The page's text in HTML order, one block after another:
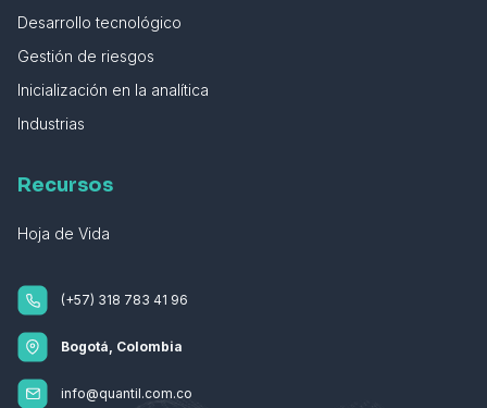
Desarrollo tecnológico
Gestión de riesgos
Inicialización en la analítica
Industrias
Recursos
Hoja de Vida
(+57) 318 783 41 96
Bogotá, Colombia
info@quantil.com.co